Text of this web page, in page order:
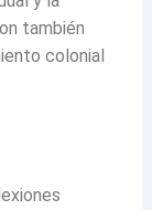
también
colonial